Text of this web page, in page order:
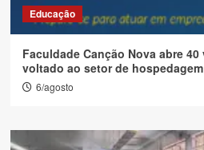
Educação
Faculdade Canção Nova abre
voltado ao setor de
6/agosto